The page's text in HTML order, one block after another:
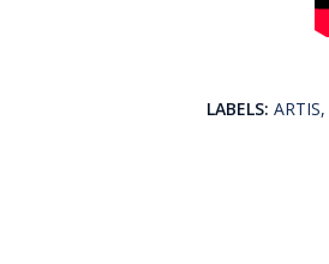
LABELS: ARTIS